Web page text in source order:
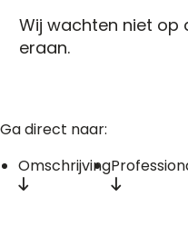
Wij wachten niet op
eraan.
Ga direct naar:
Omschrijving